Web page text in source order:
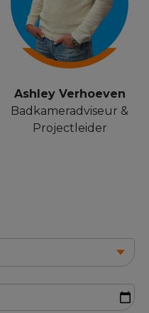
Ashley Verhoeven
Badkameradviseur &
Projectleider